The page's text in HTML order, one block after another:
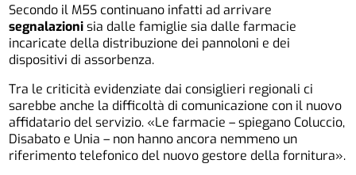
Secondo il M5S continuano infatti ad arrivare
segnalazionisia dalle famiglie sia dalle farmacie
incaricate della distribuzione dei pannoloni e dei
dispositivi di assorbenza.
Tra le criticità evidenziate dai consiglieri regionali ci
sarebbe anche la difficoltà di comunicazione con il nuovo
affidatario del servizio. «Le farmacie – spiegano Coluccio,
Disabato e Unia – non hanno ancora nemmeno un
riferimento telefonico del nuovo gestore della fornitura».